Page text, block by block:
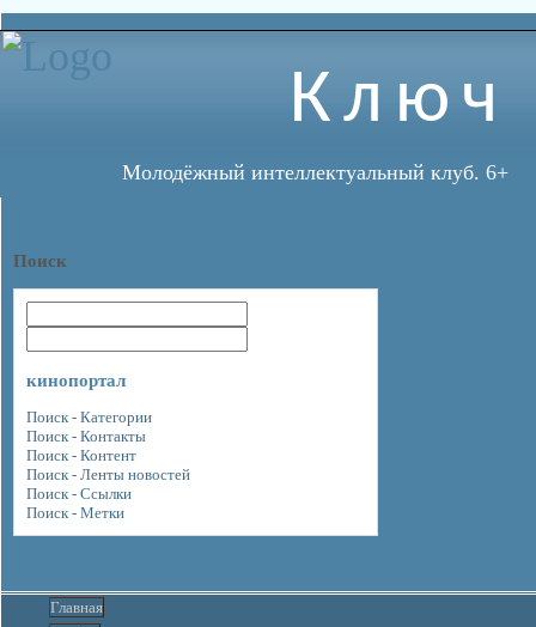
Ключ
Молодёжный интеллектуальный клуб. 6+
Поиск
кинопортал
Поиск - Категории
Поиск - Контакты
Поиск - Контент
Поиск - Ленты новостей
Поиск - Ссылки
Поиск - Метки
Главная